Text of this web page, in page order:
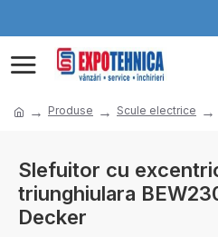
Produse Scule electrice
Slefuitor cu
triunghiulara
Decker